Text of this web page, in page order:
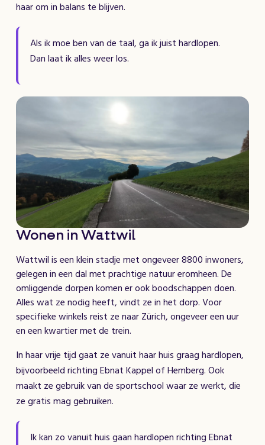
haar om in balans te blijven.
Als ik moe ben van de taal, ga ik juist hardlopen.
Dan laat ik alles weer los.
Wonen in Wattwil
Wattwil is een klein stadje met ongeveer 8800 inwoners,
gelegen in een dal met prachtige natuur eromheen. De
omliggende dorpen komen er ook boodschappen doen.
Alles wat ze nodig heeft, vindt ze in het dorp. Voor
specifieke winkels reist ze naar Zürich, ongeveer een uur
en een kwartier met de trein.
In haar vrije tijd gaat ze vanuit haar huis graag hardlopen,
bijvoorbeeld richting Ebnat Kappel of Hemberg. Ook
maakt ze gebruik van de sportschool waar ze werkt, die
ze gratis mag gebruiken.
Ik kan zo vanuit huis gaan hardlopen richting Ebnat